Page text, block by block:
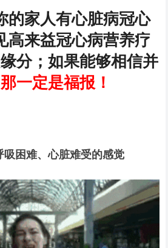
的家人有心脏病冠心
高来益冠心病营养疗
分；如果能够相信并
那一定是福报！
吸困难、心脏难受的感觉